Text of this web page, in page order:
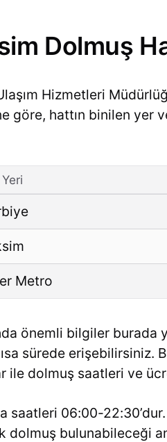
Dolmuş
Hizmetleri
göre, hattın binilen yer
Metro
önemli bilgiler burada
sürede erişebilirsiniz.
dolmuş saatleri ve
saatleri 06:00-
dolmuş bulunabileceği